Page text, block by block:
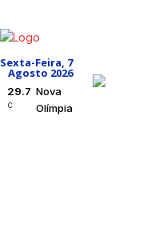
Sexta-Feira, 7
Agosto 2026
29.7
C
Nova
Olímpia